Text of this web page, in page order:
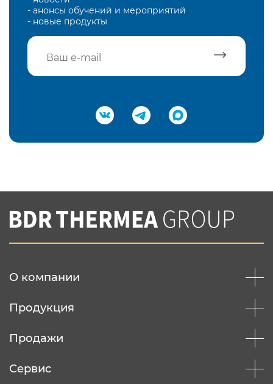
- анонсы обучений и мероприятий
- новые продукты
Подтвердить e-mail
Вы соглашаетесь с нашей политикой
конфеденциальности
О компании
Продукция
Продажи
Сервис